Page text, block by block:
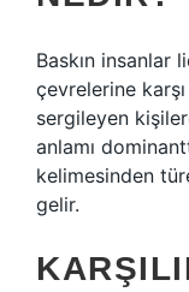
Baskın insanlar
çevrelerine
sergileyen
anlamı
kelimesinden
gelir.